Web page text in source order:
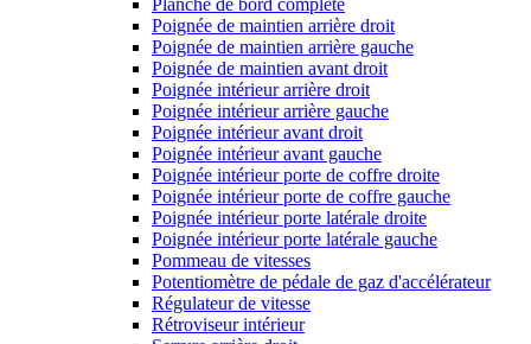
Planche de bord complète
Poignée de maintien arrière droit
Poignée de maintien arrière gauche
Poignée de maintien avant droit
Poignée intérieur arrière droit
Poignée intérieur arrière gauche
Poignée intérieur avant droit
Poignée intérieur avant gauche
Poignée intérieur porte de coffre droite
Poignée intérieur porte de coffre gauche
Poignée intérieur porte latérale droite
Poignée intérieur porte latérale gauche
Pommeau de vitesses
Potentiomètre de pédale de gaz d'accélérateur
Régulateur de vitesse
Rétroviseur intérieur